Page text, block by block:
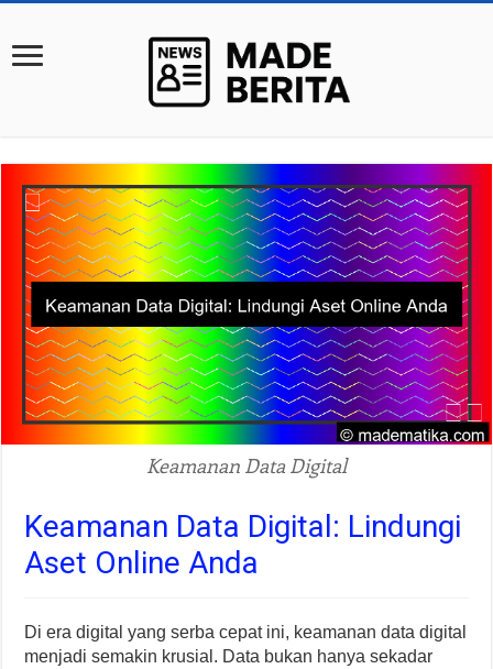
Keamanan Data Digital
Keamanan Data Digital: Lindungi
Aset Online Anda
Di era digital yang serba cepat ini, keamanan data digital
menjadi semakin krusial. Data bukan hanya sekadar